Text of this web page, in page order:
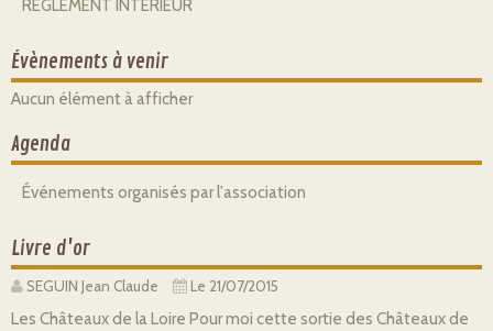
REGLEMENT INTERIEUR
Évènements à venir
Aucun élément à afficher
Agenda
Événements organisés par l'association
Livre d'or
SEGUIN Jean Claude Le 21/07/2015
Les Châteaux de la Loire Pour moi cette sortie des Châteaux de